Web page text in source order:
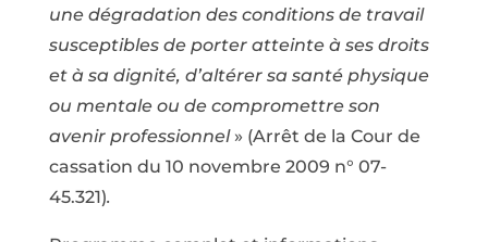
une dégradation des conditions de travail
susceptibles de porter atteinte à ses droits
et à sa dignité, d’altérer sa santé physique
ou mentale ou de compromettre son
avenir professionnel» (Arrêt de la Cour de
cassation du 10 novembre 2009 n° 07-
45.321).